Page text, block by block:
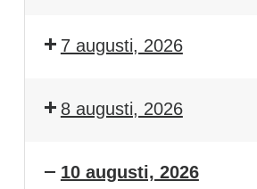
7 augusti, 2026
8 augusti, 2026
10 augusti, 2026